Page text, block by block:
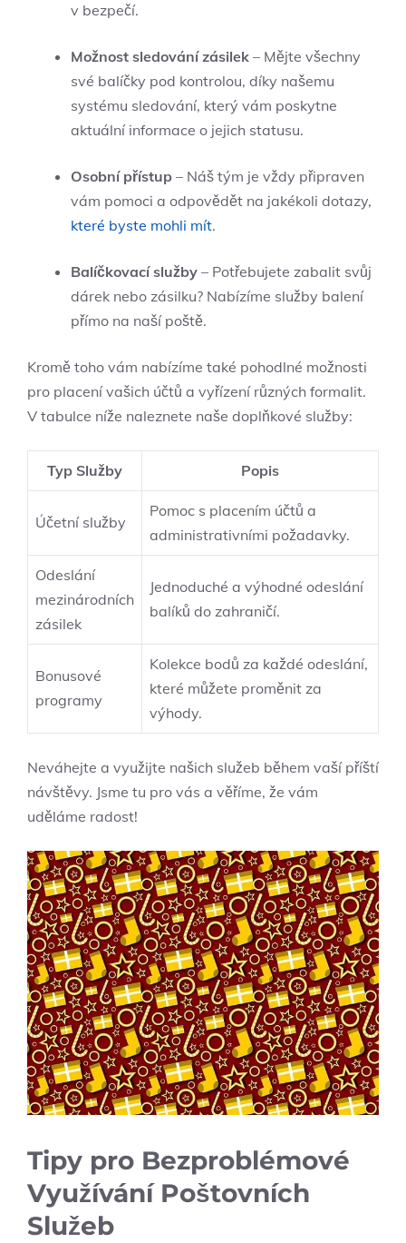
v bezpečí.
Možnost sledování zásilek – ⁤Mějte všechny ​
své balíčky pod kontrolou, ‌díky našemu
‍systému sledování, který‌ vám poskytne
aktuální informace o jejich statusu.
Osobní přístup – Náš tým je vždy připraven
vám pomoci‌ a odpovědět na‍ jakékoli dotazy,
které byste mohli mít.
Balíčkovací služby – Potřebujete zabalit‍ svůj
dárek nebo zásilku? ⁣Nabízíme služby balení
přímo na naší‍ poště.
Kromě toho ⁣vám nabízíme ‌také⁢ pohodlné možnosti​
pro ⁢placení vašich účtů a vyřízení ⁤různých formalit.
V⁣ tabulce níže ‌naleznete naše ⁢doplňkové služby:
Typ Služby Popis
Účetní⁢ služby
Pomoc s placením účtů a
administrativními‌ požadavky.
Odeslání
mezinárodních
zásilek
Jednoduché a⁤ výhodné odeslání
balíků ‌do⁢ zahraničí.
Bonusové⁤
programy
Kolekce bodů za každé odeslání,⁢
které můžete proměnit‍ za
výhody.
Neváhejte a využijte ⁣našich⁢ služeb během vaší příští⁢
návštěvy. Jsme​ tu pro vás a věříme, že vám
⁤uděláme radost!
Tipy ​pro Bezproblémové
Využívání Poštovních
Služeb